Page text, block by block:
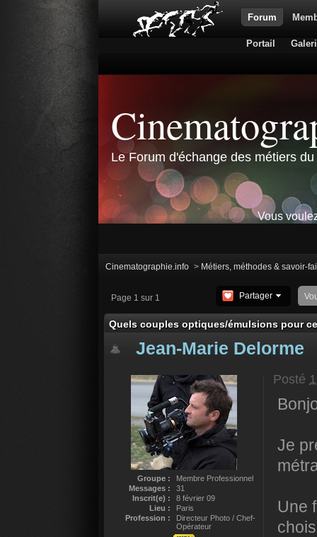
Forum
Portail
Le Forum d'échange des métiers
Vous
Cinematographie.info > Métiers, méthodes & savoir-
Page 1 sur 1 Partager
Quels couples optiques/émulsions pour
Jean-Marie Delorme
Groupe :
Membre Professionnel
Messages :
31
Inscrit(e) :
8 février 09
Lieu :
Paris
Profession :
Directeur Photo / Chef-
Opérateur
Posté
Je
Une